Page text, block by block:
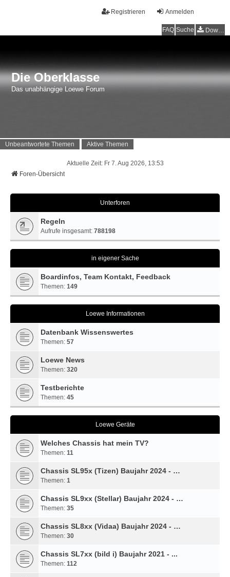
Anmelden
Registrieren
FAQ Suche Downloads
Die Oberklasse
Das unabhängige Loewe Forum
Unbeantwortete Themen Aktive Themen
Aktuelle Zeit: Fr 7. Aug 2026, 13:53
Foren-Übersicht
Unterforen
Regeln
Aufrufe insgesamt: 788198
in eigener Sache
Boardinfos, Team Kontakt, Feedback
Themen: 149
Loewe Informationen
Datenbank Wissenswertes
Themen: 57
Loewe News
Themen: 320
Testberichte
Themen: 45
Loewe Geräte
Welches Chassis hat mein TV?
Themen: 11
Chassis SL95x (Tizen) Baujahr 2024 - …
Themen: 1
Chassis SL9xx (Stellar) Baujahr 2024 - …
Themen: 35
Chassis SL8xx (Vidaa) Baujahr 2024 - …
Themen: 30
Chassis SL7xx (bild i) Baujahr 2021 - ...
Themen: 112